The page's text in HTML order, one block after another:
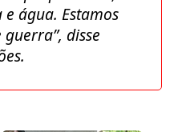
água. Estamos
disse